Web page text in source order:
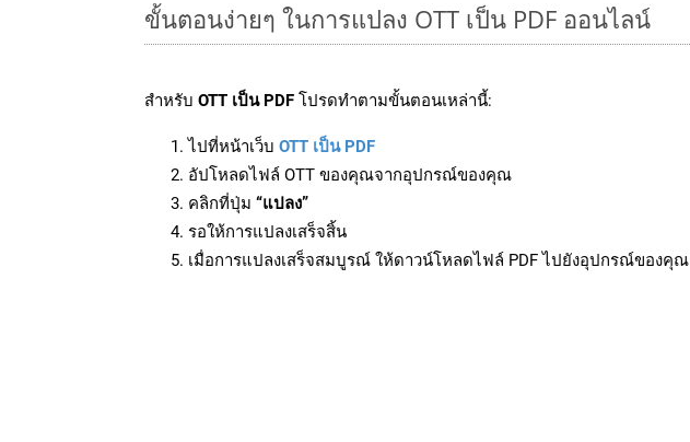
ขั้นตอนง่ายๆ ในการแปลง OTT เป็น PDF ออนไลน์
สำหรับ OTT เป็น PDF โปรดทำตามขั้นตอนเหล่านี้:
ไปที่หน้าเว็บ OTT เป็น PDF
อัปโหลดไฟล์ OTT ของคุณจากอุปกรณ์ของคุณ
คลิกที่ปุ่ม “แปลง”
รอให้การแปลงเสร็จสิ้น
เมื่อการแปลงเสร็จสมบูรณ์ ให้ดาวน์โหลดไฟล์ PDF ไปยังอุปกรณ์ของคุณ